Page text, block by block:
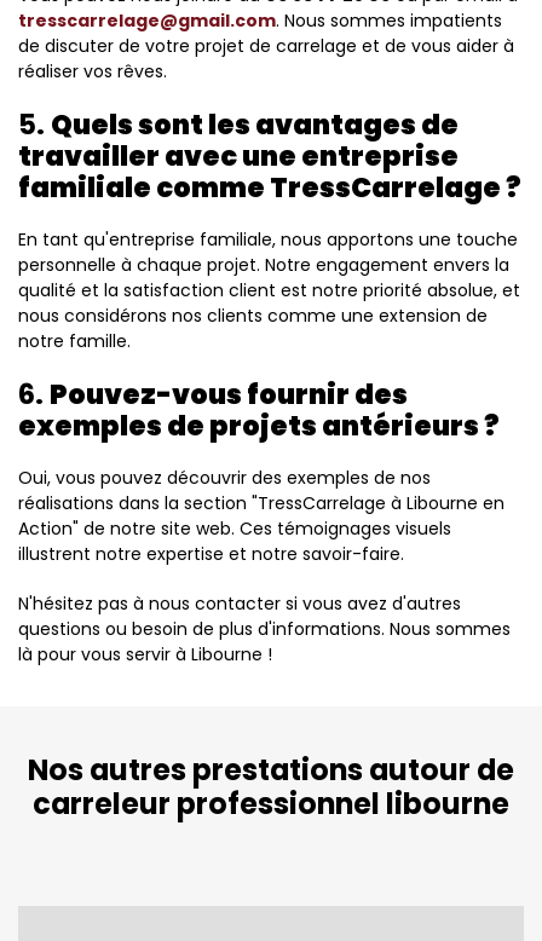
tresscarrelage@gmail.com. Nous sommes impatients
de discuter de votre projet de carrelage et de vous aider à
réaliser vos rêves.
5. Quels sont les avantages de
travailler avec une entreprise
familiale comme TressCarrelage ?
En tant qu'entreprise familiale, nous apportons une touche
personnelle à chaque projet. Notre engagement envers la
qualité et la satisfaction client est notre priorité absolue, et
nous considérons nos clients comme une extension de
notre famille.
6. Pouvez-vous fournir des
exemples de projets antérieurs ?
Oui, vous pouvez découvrir des exemples de nos
réalisations dans la section "TressCarrelage à Libourne en
Action" de notre site web. Ces témoignages visuels
illustrent notre expertise et notre savoir-faire.
N'hésitez pas à nous contacter si vous avez d'autres
questions ou besoin de plus d'informations. Nous sommes
là pour vous servir à Libourne !
Nos autres prestations autour de
carreleur professionnel libourne